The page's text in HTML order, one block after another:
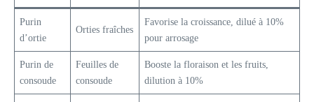
Purin
d’ortie
Orties fraîches
Favorise la croissance, dilué à 10%
pour arrosage
Purin de
consoude
Feuilles de
consoude
Booste la floraison et les fruits,
dilution à 10%